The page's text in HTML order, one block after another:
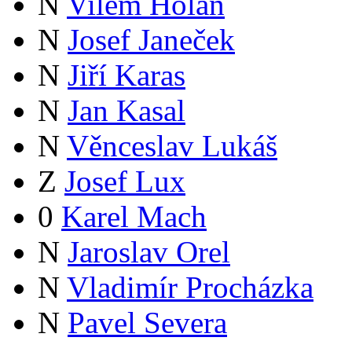
N Josef Janeček
N Jiří Karas
N Jan Kasal
N Věnceslav Lukáš
Z Josef Lux
0 Karel Mach
N Jaroslav Orel
N Vladimír Procházka
N Pavel Severa